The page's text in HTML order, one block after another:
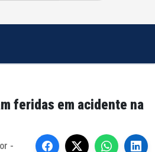
feridas em acidente na
-